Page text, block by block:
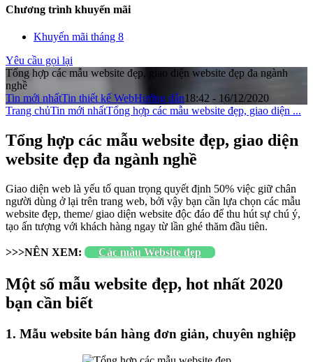
Chương trình khuyến mãi
Khuyến mãi tháng 8
Yêu cầu gọi lại
Tổng hợp các mẫu website đẹp, giao diện website đẹp đa ngành
nghề
Tin mới nhấtTin thiết kế WebHướng dẫn18:42 - 16/12/2020
Trang chủTin mới nhấtTổng hợp các mẫu website đẹp, giao diện ...
Tổng hợp các mẫu website đẹp, giao diện
website đẹp đa ngành nghề
Giao diện web là yếu tố quan trọng quyết định 50% việc giữ chân
người dùng ở lại trên trang web, bởi vậy bạn cần lựa chọn các mẫu
website đẹp, theme/ giao diện website độc đáo để thu hút sự chú ý,
tạo ấn tượng với khách hàng ngay từ lần ghé thăm đầu tiên.
>>>NÊN XEM: Các mẫu Website đẹp
Một số mẫu website đẹp, hot nhất 2020
bạn cần biết
1. Mẫu website bán hàng đơn giản, chuyên nghiệp